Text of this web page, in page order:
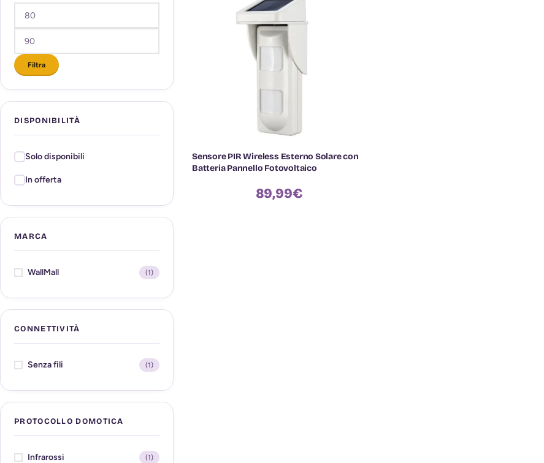
Filtra
DISPONIBILITÀ
Solo disponibili
In offerta
MARCA
WallMall (1)
CONNETTIVITÀ
Senza fili (1)
PROTOCOLLO DOMOTICA
Infrarossi (1)
Sensore PIR Wireless Esterno Solare con
Batteria Pannello Fotovoltaico
89,99€